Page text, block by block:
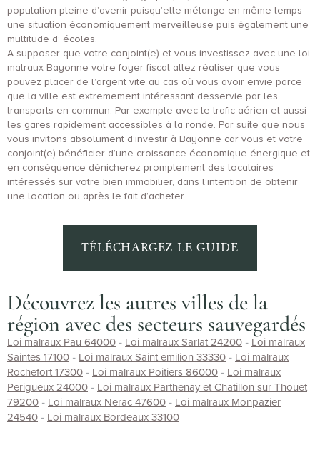
population pleine d’avenir puisqu’elle mélange en même temps
une situation économiquement merveilleuse puis également une
multitude d’ écoles.
A supposer que votre conjoint(e) et vous investissez avec une loi
malraux Bayonne votre foyer fiscal allez réaliser que vous
pouvez placer de l’argent vite au cas où vous avoir envie parce
que la ville est extremement intéressant desservie par les
transports en commun. Par exemple avec le trafic aérien et aussi
les gares rapidement accessibles à la ronde. Par suite que nous
vous invitons absolument d’investir à Bayonne car vous et votre
conjoint(e) bénéficier d’une croissance économique énergique et
en conséquence dénicherez promptement des locataires
intéressés sur votre bien immobilier, dans l’intention de obtenir
une location ou après le fait d’acheter.
TÉLÉCHARGEZ LE GUIDE
Découvrez les autres villes de la
région avec des secteurs sauvegardés
Loi malraux Pau 64000 - Loi malraux Sarlat 24200 - Loi malraux
Saintes 17100 - Loi malraux Saint emilion 33330 - Loi malraux
Rochefort 17300 - Loi malraux Poitiers 86000 - Loi malraux
Perigueux 24000 - Loi malraux Parthenay et Chatillon sur Thouet
79200 - Loi malraux Nerac 47600 - Loi malraux Monpazier
24540 - Loi malraux Bordeaux 33100